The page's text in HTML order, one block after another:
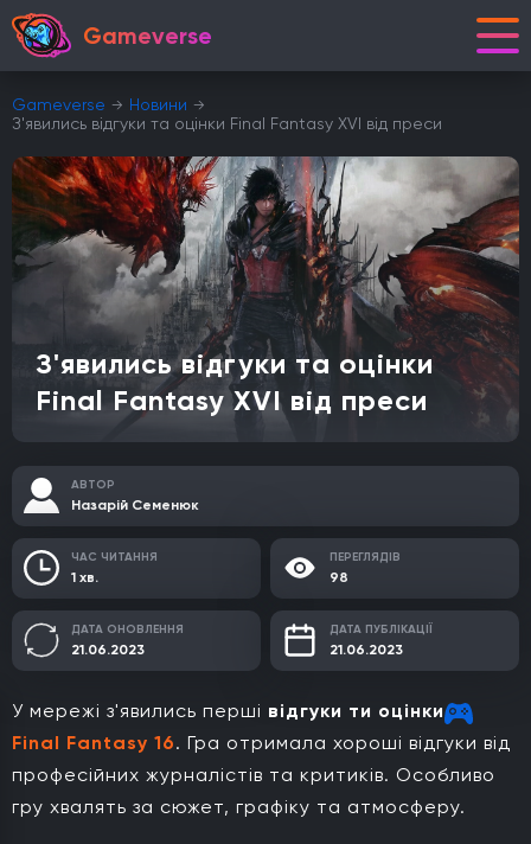
Gameverse
Gameverse
Новини
З'явились відгуки та оцінки Final Fantasy XVI від преси
З'явились відгуки та оцінки
Final Fantasy XVI від преси
АВТОР
Назарій Семенюк
ЧАС ЧИТАННЯ
1 хв.
ПЕРЕГЛЯДІВ
98
ДАТА ОНОВЛЕННЯ
21.06.2023
ДАТА ПУБЛІКАЦІЇ
21.06.2023
У мережі з'явились перші відгуки ти оцінки
Final Fantasy 16. Гра отримала хороші відгуки від
професійних журналістів та критиків. Особливо
гру хвалять за сюжет, графіку та атмосферу.